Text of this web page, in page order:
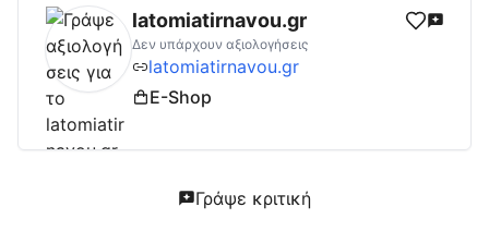
latomiatirnavou.gr Αξιολογήσεις | Δες
latomiatirnavou.gr
Δεν υπάρχουν αξιολογήσεις
latomiatirnavou.gr
E-Shop
Γράψε κριτική